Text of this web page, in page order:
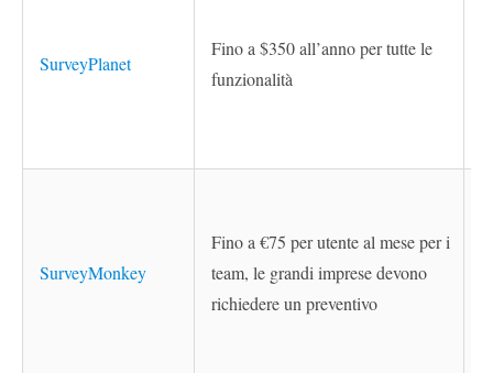
SurveyPlanet
Fino a $350 all’anno per tutte le
funzionalità
SurveyMonkey
Fino a €75 per utente al mese per i
team, le grandi imprese devono
richiedere un preventivo